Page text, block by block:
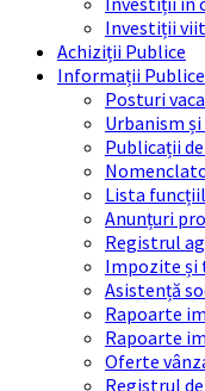
Investiții
Achiziții Publice
Informații Publice
Posturi
Urbanism
Publicații
Lista
Anunțuri
Registrul
Impozite și
Asistență
Rapoarte
Rapoarte
Oferte
Registrul